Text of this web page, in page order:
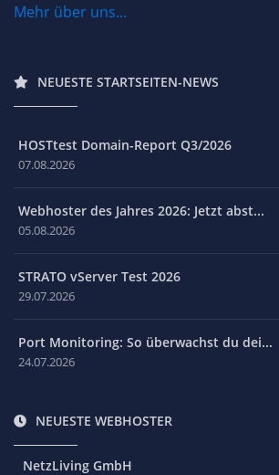
Mehr über uns...
NEUESTE STARTSEITEN-NEWS
HOSTtest Domain-Report Q3/2026
07.08.2026
Webhoster des Jahres 2026: Jetzt abst...
05.08.2026
STRATO vServer Test 2026
29.07.2026
Port Monitoring: So überwachst du dei...
24.07.2026
NEUESTE WEBHOSTER
NetzLiving GmbH